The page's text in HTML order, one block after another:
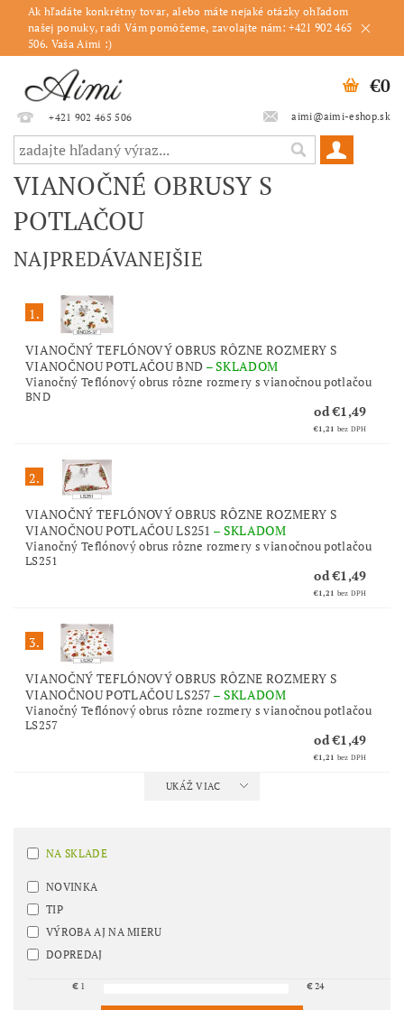
Ak hľadáte konkrétny tovar, alebo máte nejaké otázky ohľadom
našej ponuky, radi Vám pomôžeme, zavolajte nám: +421 902 465
506. Vaša Aimi :)
+421 902 465 506 aimi@aimi-eshop.sk
€0
VIANOČNÉ OBRUSY S
POTLAČOU
NAJPREDÁVANEJŠIE
1.
VIANOČNÝ TEFLÓNOVÝ OBRUS RÔZNE ROZMERY S
VIANOČNOU POTLAČOU BND –SKLADOM
Vianočný Teflónový obrus rôzne rozmery s vianočnou potlačou
BND
od €1,49
€1,21 bez DPH
2.
VIANOČNÝ TEFLÓNOVÝ OBRUS RÔZNE ROZMERY S
VIANOČNOU POTLAČOU LS251 – SKLADOM
Vianočný Teflónový obrus rôzne rozmery s vianočnou potlačou
LS251
od €1,49
€1,21 bez DPH
3.
VIANOČNÝ TEFLÓNOVÝ OBRUS RÔZNE ROZMERY S
VIANOČNOU POTLAČOU LS257 – SKLADOM
Vianočný Teflónový obrus rôzne rozmery s vianočnou potlačou
LS257
od €1,49
€1,21 bez DPH
UKÁŽ VIAC
NA SKLADE
NOVINKA
TIP
VÝROBA AJ NA MIERU
DOPREDAJ
€ 1 €24